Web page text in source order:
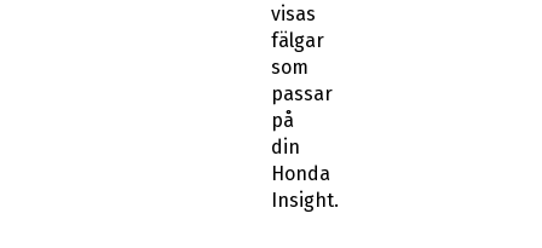
visas
fälgar
som
passar
på
din
Honda
Insight.